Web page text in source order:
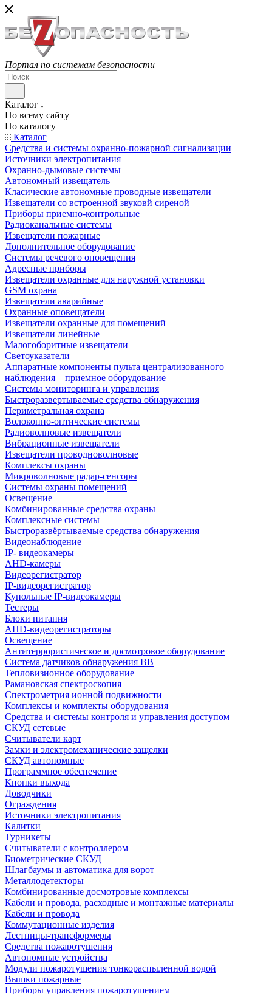
Портал по системам безопасности
Каталог
По всему сайту
По каталогу
Каталог
Средства и системы охранно-пожарной сигнализации
Источники электропитания
Охранно-дымовые системы
Автономный извещатель
Класические автономные проводные извещатели
Извещатели со встроенной звуковй сиреной
Приборы приемно-контрольные
Радиоканальные системы
Извещатели пожарные
Дополнительное оборудование
Системы речевого оповещения
Адресные приборы
Извещатели охранные для наружной установки
GSM охрана
Извещатели аварийные
Охранные оповещатели
Извещатели охранные для помещений
Извещатели линейные
Малогоборитные извещатели
Светоуказатели
Аппаратные компоненты пульта централизованного
наблюдения – приемное оборудование
Системы мониторинга и управления
Быстроразвертываемые средства обнаружения
Периметральная охрана
Волоконно-оптические системы
Радиоволновые извещатели
Вибрационные извещатели
Извещатели проводноволновые
Комплексы охраны
Микроволновые радар-сенсоры
Системы охраны помещений
Освещение
Комбинированные средства охраны
Комплексные системы
Быстроразвёртываемые средства обнаружения
Видеонаблюдение
IP- видеокамеры
AHD-камеры
Видеорегистратор
IP-видеорегистратор
Купольные IP-видеокамеры
Тестеры
Блоки питания
AHD-видеорегистраторы
Освещение
Антитеррористическое и досмотровое оборудование
Cистема датчиков обнаружения ВВ
Тепловизионное оборудование
Рамановская спектроскопия
Спектрометрия ионной подвижности
Комплексы и комплекты оборудования
Средства и системы контроля и управления доступом
СКУД сетевые
Считыватели карт
Замки и электромеханические защелки
СКУД автономные
Программное обеспечение
Кнопки выхода
Доводчики
Ограждения
Источники электропитания
Калитки
Турникеты
Считыватели с контроллером
Биометрические СКУД
Шлагбаумы и автоматика для ворот
Металлодетекторы
Комбинированные досмотровые комплексы
Кабели и провода, расходные и монтажные материалы
Кабели и провода
Коммутационные изделия
Лестницы-трансформеры
Средства пожаротушения
Автономные устройства
Модули пожаротушения тонкораспыленной водой
Вышки пожарные
Приборы управления пожаротушением